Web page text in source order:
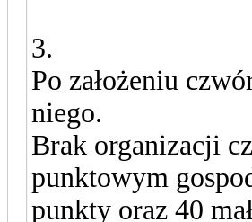
3.
Po założeniu
niego.
Brak organizacji
punktowym
punkty oraz 40